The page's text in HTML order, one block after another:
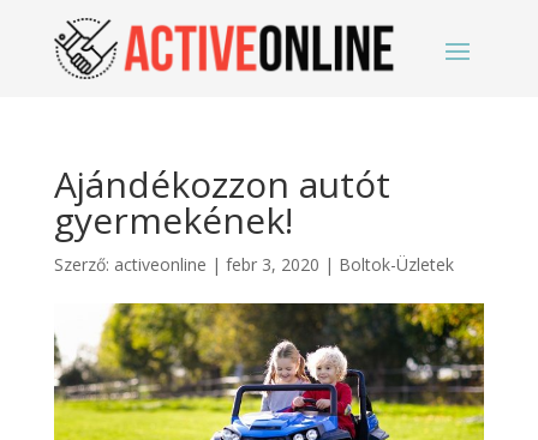
Ajándékozzon autót
gyermekének!
Szerző: activeonline | febr 3, 2020 | Boltok-Üzletek